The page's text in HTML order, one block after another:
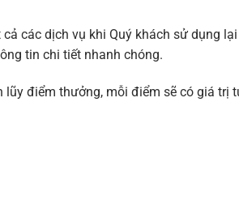
các dịch vụ khi Quý khách sử dụng
tin chi tiết nhanh chóng.
điểm thưởng, mỗi điểm sẽ có giá trị